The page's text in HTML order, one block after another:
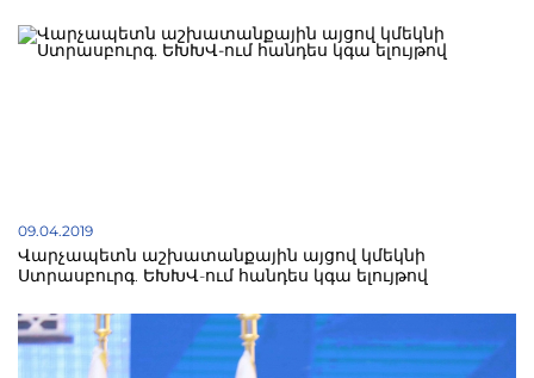
09.04.2019
Վարչապետն աշխատանքային այցով կմեկնի
Ստրասբուրգ. ԵԽԽՎ-ում հանդես կգա ելույթով